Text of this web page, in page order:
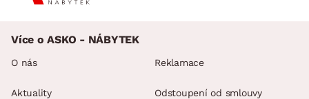
POVRCHOVÁ ÚPRAVA
MÍSTNOST
Více o ASKO - NÁBYTEK
O nás
Aktuality
Reklamace
Odstoupení od smlouvy